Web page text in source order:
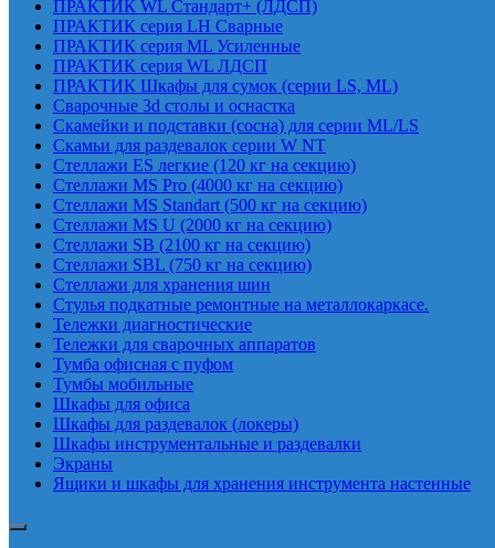
ПРАКТИК WL Стандарт+ (ЛДСП)
ПРАКТИК серия LH Сварные
ПРАКТИК серия ML Усиленные
ПРАКТИК серия WL ЛДСП
ПРАКТИК Шкафы для сумок (серии LS, ML)
Сварочные 3d столы и оснастка
Скамейки и подставки (сосна) для серии ML/LS
Скамьи для раздевалок серии W NT
Стеллажи ES легкие (120 кг на секцию)
Стеллажи MS Pro (4000 кг на секцию)
Стеллажи MS Standart (500 кг на секцию)
Стеллажи MS U (2000 кг на секцию)
Стеллажи SB (2100 кг на секцию)
Стеллажи SBL (750 кг на секцию)
Стеллажи для хранения шин
Стулья подкатные ремонтные на металлокаркасе.
Тележки диагностические
Тележки для сварочных аппаратов
Тумба офисная с пуфом
Тумбы мобильные
Шкафы для офиса
Шкафы для раздевалок (локеры)
Шкафы инструментальные и раздевалки
Экраны
Ящики и шкафы для хранения инструмента настенные